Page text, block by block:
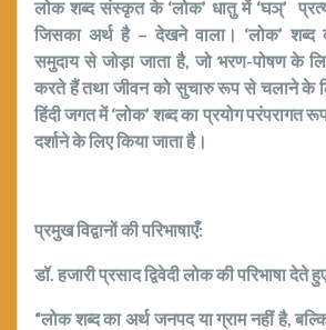
लोक शब्द संस्कृत के ‘लोक’ धातु में ‘घञ्’
जिसका अर्थ है – देखने वाला। ‘लोक’ शब्द
समुदाय से जोड़ा जाता है, जो भरण-पोषण के
करते हैं तथा जीवन को सुचारु रूप से चलाने के
हिंदी जगत में ‘लोक’ शब्द का प्रयोग परंपरागत
दर्शाने के लिए किया जाता है।
प्रमुख विद्वानों की परिभाषाएँ:
डॉ. हजारी प्रसाद द्विवेदी लोक की परिभाषा देते
“लोक शब्द का अर्थ जनपद या ग्राम नहीं है,